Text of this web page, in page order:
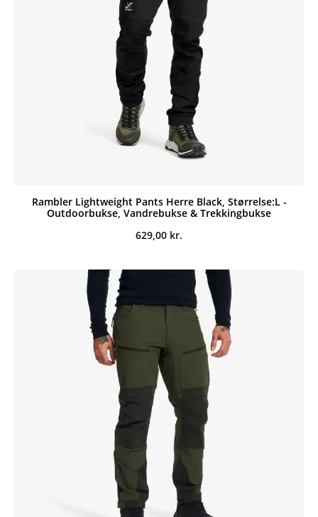
Rambler Lightweight Pants Herre Black, Størrelse:L -
Outdoorbukse, Vandrebukse & Trekkingbukse
629,00 kr.